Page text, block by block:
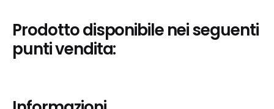
Prodotto disponibile nei seguenti
punti vendita: